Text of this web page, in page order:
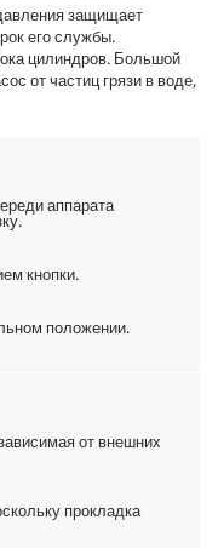
защищает
его службы.
цилиндров. Большой
от частиц грязи в воде,
аппарата
кнопки.
положении.
от внешних
прокладка